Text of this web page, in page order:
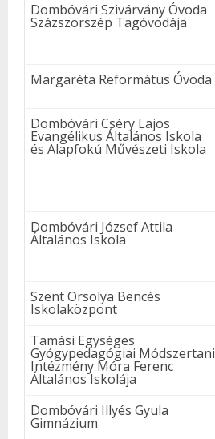
Dombóvári Szivárvány Óvoda
Százszorszép Tagóvodája
Margaréta Református Óvoda
Dombóvári Cséry Lajos
Evangélikus Általános Iskola
és Alapfokú Művészeti Iskola
Dombóvári József Attila
Általános Iskola
Szent Orsolya Bencés
Iskolaközpont
Tamási Egységes
Gyógypedagógiai Módszertani
Intézmény Móra Ferenc
Általános Iskolája
Dombóvári Illyés Gyula
Gimnázium